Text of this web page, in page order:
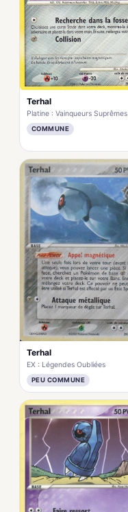
Terhal
Platine : Vainqueurs Suprêmes
COMMUNE
Terhal
EX : Légendes Oubliées
PEU COMMUNE